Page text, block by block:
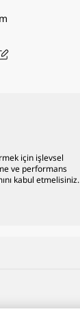
için işlevsel
ve performans
kabul etmelisiniz.